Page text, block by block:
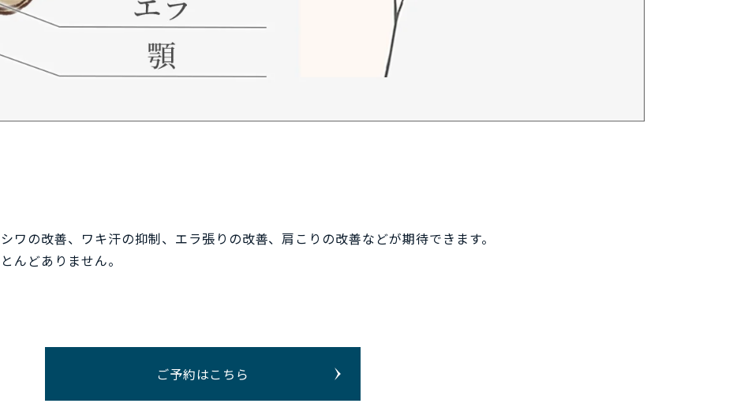
ワの改善、ワキ汗の抑制、エラ張りの改善、肩こりの改善などが期待できます。
んどありません。
ご予約はこちら